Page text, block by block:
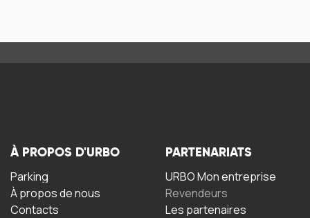
À PROPOS D'URBO
Parking
À propos de nous
Contacts
PARTENARIATS
URBO Mon entreprise
Revendeurs
Les partenaires